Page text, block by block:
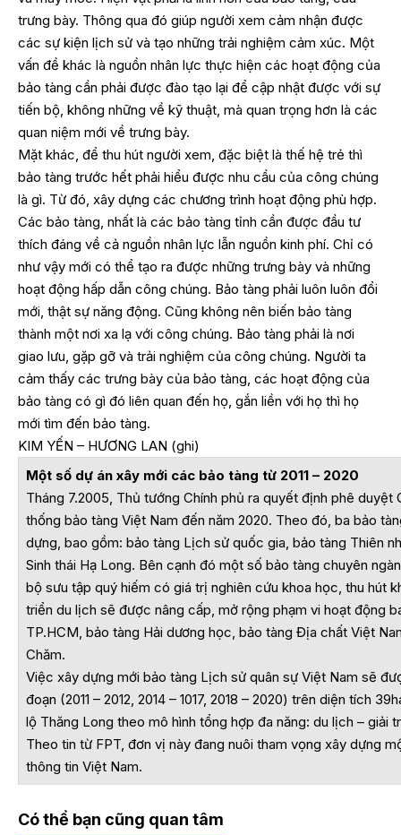
trưng bày. Thông qua đó giúp người xem cảm nhận được
các sự kiện lịch sử và tạo những trải nghiệm cảm xúc. Một
vấn đề khác là nguồn nhân lực thực hiện các hoạt động của
bảo tàng cần phải được đào tạo lại để cập nhật được với sự
tiến bộ, không những về kỹ thuật, mà quan trọng hơn là các
quan niệm mới về trưng bày.
Mặt khác, để thu hút người xem, đặc biệt là thế hệ trẻ thì
bảo tàng trước hết phải hiểu được nhu cầu của công chúng
là gì. Từ đó, xây dựng các chương trình hoạt động phù hợp.
Các bảo tàng, nhất là các bảo tàng tỉnh cần được đầu tư
thích đáng về cả nguồn nhân lực lẫn nguồn kinh phí. Chỉ có
như vậy mới có thể tạo ra được những trưng bày và những
hoạt động hấp dẫn công chúng. Bảo tàng phải luôn luôn đổi
mới, thật sự năng động. Cũng không nên biến bảo tàng
thành một nơi xa lạ với công chúng. Bảo tàng phải là nơi
giao lưu, gặp gỡ và trải nghiệm của công chúng. Người ta
cảm thấy các trưng bày của bảo tàng, các hoạt động của
bảo tàng có gì đó liên quan đến họ, gắn liền với họ thì họ
mới tìm đến bảo tàng.
KIM YẾN – HƯƠNG LAN (ghi)
Một số dự án xây mới các bảo tàng từ 2011 – 2020
Tháng 7.2005, Thủ tướng Chính phủ ra quyết định phê duyệt
thống bảo tàng Việt Nam đến năm 2020. Theo đó, ba bảo
dựng, bao gồm: bảo tàng Lịch sử quốc gia, bảo tàng Thiên
Sinh thái Hạ Long. Bên cạnh đó một số bảo tàng chuyên
bộ sưu tập quý hiếm có giá trị nghiên cứu khoa học, thu hút
triển du lịch sẽ được nâng cấp, mở rộng phạm vi hoạt động
TP.HCM, bảo tàng Hải dương học, bảo tàng Địa chất Việt
Chăm.
Việc xây dựng mới bảo tàng Lịch sử quân sự Việt Nam sẽ
đoạn (2011 – 2012, 2014 – 1017, 2018 – 2020) trên diện tích
lộ Thăng Long theo mô hình tổng hợp đa năng: du lịch – giải
Theo tin từ FPT, đơn vị này đang nuôi tham vọng xây dựng
thông tin Việt Nam.
Có thể bạn cũng quan tâm